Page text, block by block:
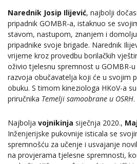
Narednik Josip Ilijević, najbolji
pripadnik GOMBR-a, istaknuo se
stavom, nastupom, znanjem i
pripadnike svoje brigade. Narednik
vrijeme kroz provedbu borilačkih
oživio tjelesnu spremnost u GOMBR-
razvoja obučavatelja koji će u svojim
obuku. S timom kineziologa HKoV-a
priručnika Temelji samoobrane u OSRH.
Najbolja vojnikinja siječnja 2020.,
Inženjerijske pukovnije isticala se
spremnošću za učenje i usvajanje
na provjerama tjelesne spremnosti,